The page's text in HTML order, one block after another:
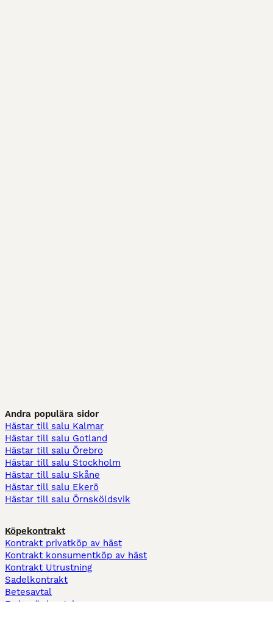
Andra populära sidor
Hästar till salu Kalmar
Hästar till salu Gotland
Hästar till salu Örebro
Hästar till salu Stockholm
Hästar till salu Skåne
Hästar till salu Ekerö
Hästar till salu Örnsköldsvik
Köpekontrakt
Kontrakt privatköp av häst
Kontrakt konsumentköp av häst
Kontrakt Utrustning
Sadelkontrakt
Betesavtal
Fodervärdsavtal